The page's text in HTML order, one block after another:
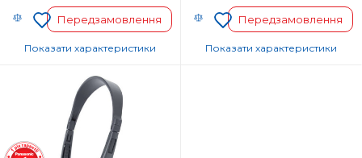
Передзамовлення
Повнорозмірні
Діапазон частот навушників, Гц:
20-20000 Гц
Мікрофон:
Показати характеристики
Передзамовлення
Показати характеристики